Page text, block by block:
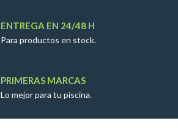
ENTREGA EN 24/48 H
Para productos en stock.
PRIMERAS MARCAS
Lo mejor para tu piscina.